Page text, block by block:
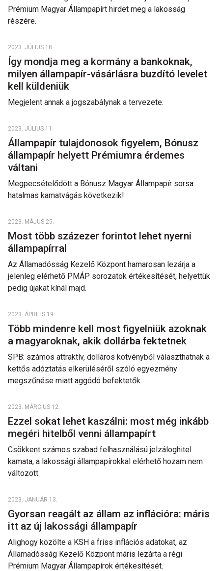
Prémium Magyar Állampapírt hirdet meg a lakosság
részére.
2023. JÚLIUS 18.
Így mondja meg a kormány a bankoknak,
milyen állampapír-vásárlásra buzdító levelet
kell küldeniük
Megjelent annak a jogszabálynak a tervezete.
2023. JÚLIUS 11.
Állampapír tulajdonosok figyelem, Bónusz
állampapír helyett Prémiumra érdemes
váltani
Megpecsételődött a Bónusz Magyar Állampapír sorsa:
hatalmas kamatvágás következik!
2023. MÁJUS 25.
Most több százezer forintot lehet nyerni
állampapírral
Az Államadósság Kezelő Központ hamarosan lezárja a
jelenleg elérhető PMÁP sorozatok értékesítését, helyettük
pedig újakat kínál majd.
2023. ÁPRILIS 19.
Több mindenre kell most figyelniük azoknak
a magyaroknak, akik dollárba fektetnek
SPB: számos attraktív, dolláros kötvényből választhatnak a
kettős adóztatás elkerüléséről szóló egyezmény
megszűnése miatt aggódó befektetők.
2023. MÁRCIUS 12.
Ezzel sokat lehet kaszálni: most még inkább
megéri hitelből venni állampapírt
Csökkent számos szabad felhasználású jelzáloghitel
kamata, a lakossági állampapírokkal elérhető hozam nem
változott.
2023. JANUÁR 13.
Gyorsan reagált az állam az inflációra: máris
itt az új lakossági állampapír
Alighogy közölte a KSH a friss inflációs adatokat, az
Államadósság Kezelő Központ máris lezárta a régi
Prémium Magyar Állampapírok értékesítését.